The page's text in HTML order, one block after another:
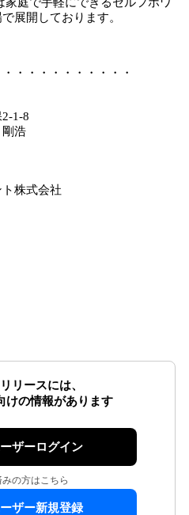
展開しております。
・・・・・・・・・・
1-8
浩
株式会社
リースには、
けの情報があります
ザーログイン
の方はこちら
ザー新規登録